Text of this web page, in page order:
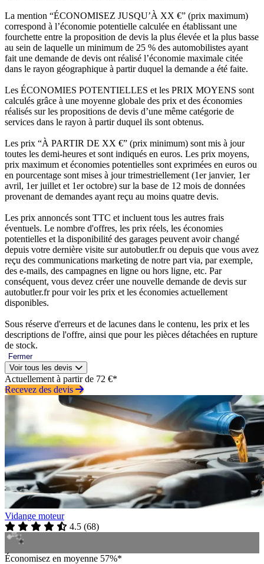
La mention “ÉCONOMISEZ JUSQU’À XX €” (prix maximum)
correspond à l’économie potentielle calculée en établissant une
fourchette entre la proposition de devis la plus élevée et la plus basse
au sein de laquelle un minimum de 25 % des automobilistes ayant
fait une demande de devis ont réalisé l’économie maximale citée
dans le rayon géographique à partir duquel la demande a été faite.
Les ÉCONOMIES POTENTIELLES et les PRIX MOYENS sont
calculés grâce à une moyenne globale des prix et des économies
réalisés sur les propositions de devis d’une même catégorie de
services dans le rayon à partir duquel ils sont obtenus.
Les prix “À PARTIR DE XX €” (prix minimum) sont mis à jour
toutes les demi-heures et sont indiqués en euros. Les prix moyens,
prix maximum et économies potentielles sont exprimées en euros ou
en pourcentage sont mises à jour trimestriellement (1er janvier, 1er
avril, 1er juillet et 1er octobre) sur la base de 12 mois de données
provenant de demandes ayant reçu au moins quatre devis.
Les prix annoncés sont TTC et incluent tous les autres frais
éventuels. Le nombre d'offres, les prix réels, les économies
potentielles et la disponibilité des garages peuvent avoir changé
depuis votre dernière visite sur autobutler.fr ou depuis que vous avez
reçu des communications marketing de notre part via, par exemple,
des e-mails, des campagnes en ligne ou hors ligne, etc. Par
conséquent, vous devez créer une nouvelle demande de devis sur
autobutler.fr pour voir les prix et les économies actuellement
disponibles.
Sous réserve d'erreurs et de lacunes dans le contenu, les prix et les
descriptions de l'offre, ainsi que pour les pièces détachées en rupture
de stock.
Fermer
Voir tous les devis
Actuellement à partir de 72 €*
Recevez des devis
Vidange moteur
4.5 (68)
Économisez en moyenne 57%*